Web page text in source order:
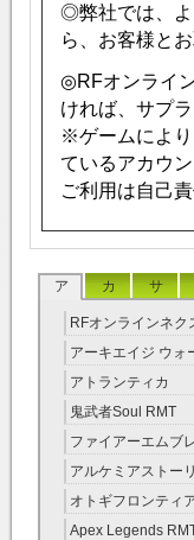
◎弊社では、よ
ら、お客様と
◎RFオンライ
ければ、サプ
※ゲームによ
ているアカウ
ご利用は自己
ア カ サ
RFオンラインネク
RMT
アーキエイジ ウォ
ウオ) RMT
アトランティカ
RMT|Atlantica RMT
鬼武者Soul RMT
ファイアーエムブ
ーローズ(FEヒーロ
RMT
アルケミアストー
（アルスト） RMT
オトギフロンティ
Apex Legends